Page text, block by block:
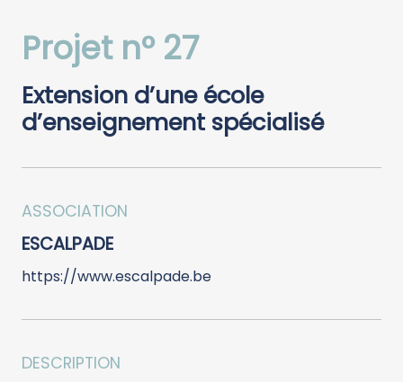
Projet n° 27
Extension d’une école
d’enseignement spécialisé
ASSOCIATION
ESCALPADE
https://www.escalpade.be
DESCRIPTION